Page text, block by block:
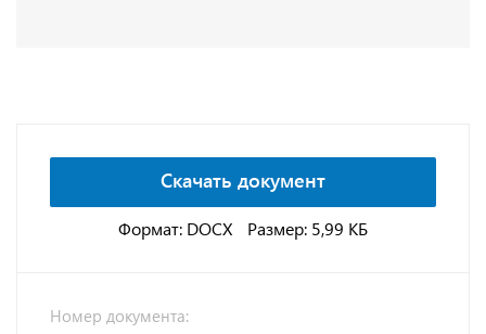
Скачать документ
Формат: DOCX Размер: 5,99 КБ
Номер документа: